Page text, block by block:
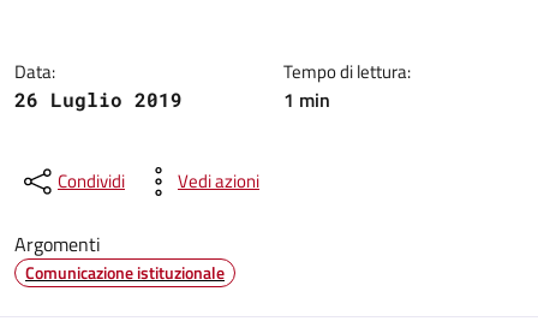
Data:
26 Luglio 2019
Tempo di lettura:
1 min
Condividi Vedi azioni
Argomenti
Comunicazione istituzionale